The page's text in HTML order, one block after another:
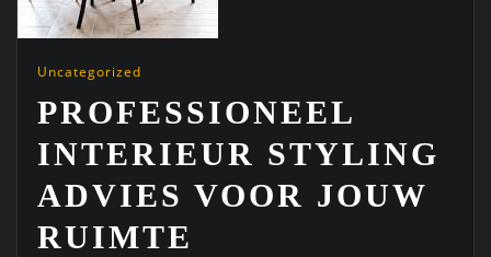
Uncategorized
PROFESSIONEEL
INTERIEUR STYLING
ADVIES VOOR JOUW
RUIMTE